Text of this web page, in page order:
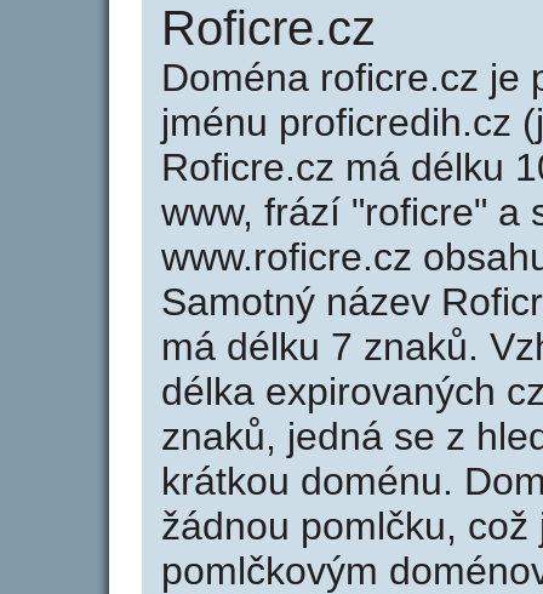
Roficre.cz
Doména roficre.cz je
jménu proficredih.cz
Roficre.cz má délku
www, frází "roficre" a
www.roficre.cz
Samotný název
má délku 7 znaků.
délka expirovaných
znaků, jedná se z
krátkou doménu.
žádnou pomlčku,
pomlčkovým